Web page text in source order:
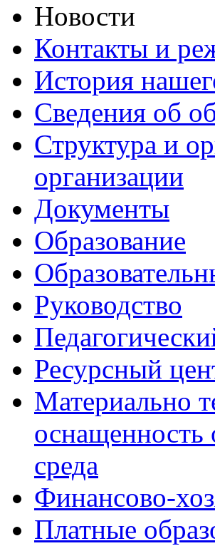
Новости
Контакты и
История
Сведения об
Структура и
организации
Документы
Образование
Руководство
Ресурсный
Материально
оснащенность
среда
Финансово-
Платные